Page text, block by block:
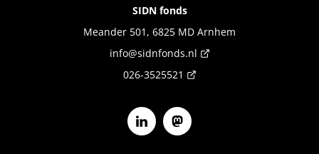
SIDN fonds
Meander 501, 6825 MD Arnhem
info@sidnfonds.nl
026-3525521
Volg ons op Linkedin Volg ons op Mastodon